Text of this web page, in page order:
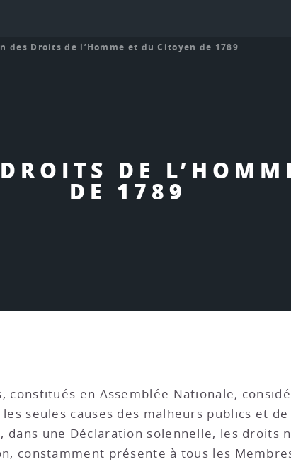
DE
DE 1789
des Droits de l’Homme et du Citoyen de 1789
constitués en Assemblée Nationale,
seules causes des malheurs publics et
dans une Déclaration solennelle, les droits
constamment présente à tous les